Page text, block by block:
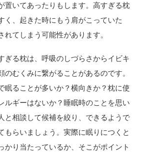
置いてあったりもします。高すぎる枕
く、起きた時にもう肩がこっていた
れてしまう可能性があります。
ぎる枕は、呼吸のしづらさからイビキ
のむくみに繋がることがあるのです。
眠ることが多いか？横向きか？枕に使
ルギーはないか？睡眠時のことを思い
と相談して候補を絞り、できるようで
もらいましょう。実際に眠りにつくと
かり当たっているか、そこがポイント